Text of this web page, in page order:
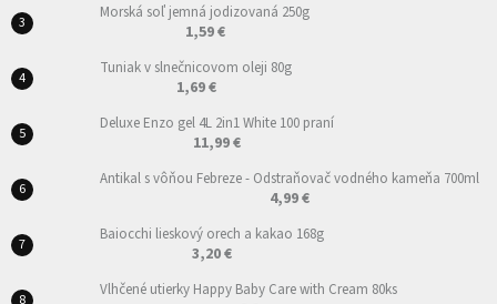
Morská soľ jemná jodizovaná 250g
1,59 €
Tuniak v slnečnicovom oleji 80g
1,69 €
Deluxe Enzo gel 4L 2in1 White 100 praní
11,99 €
Antikal s vôňou Febreze - Odstraňovač vodného kameňa 700ml
4,99 €
Baiocchi lieskový orech a kakao 168g
3,20 €
Vlhčené utierky Happy Baby Care with Cream 80ks